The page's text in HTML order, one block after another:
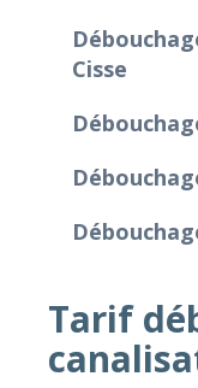
Cisse
Tarif